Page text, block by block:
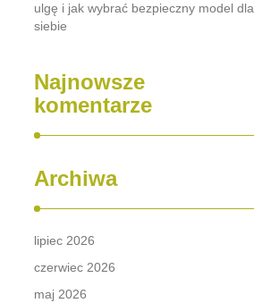
ulgę i jak wybrać bezpieczny model dla
siebie
Najnowsze
komentarze
Archiwa
lipiec 2026
czerwiec 2026
maj 2026